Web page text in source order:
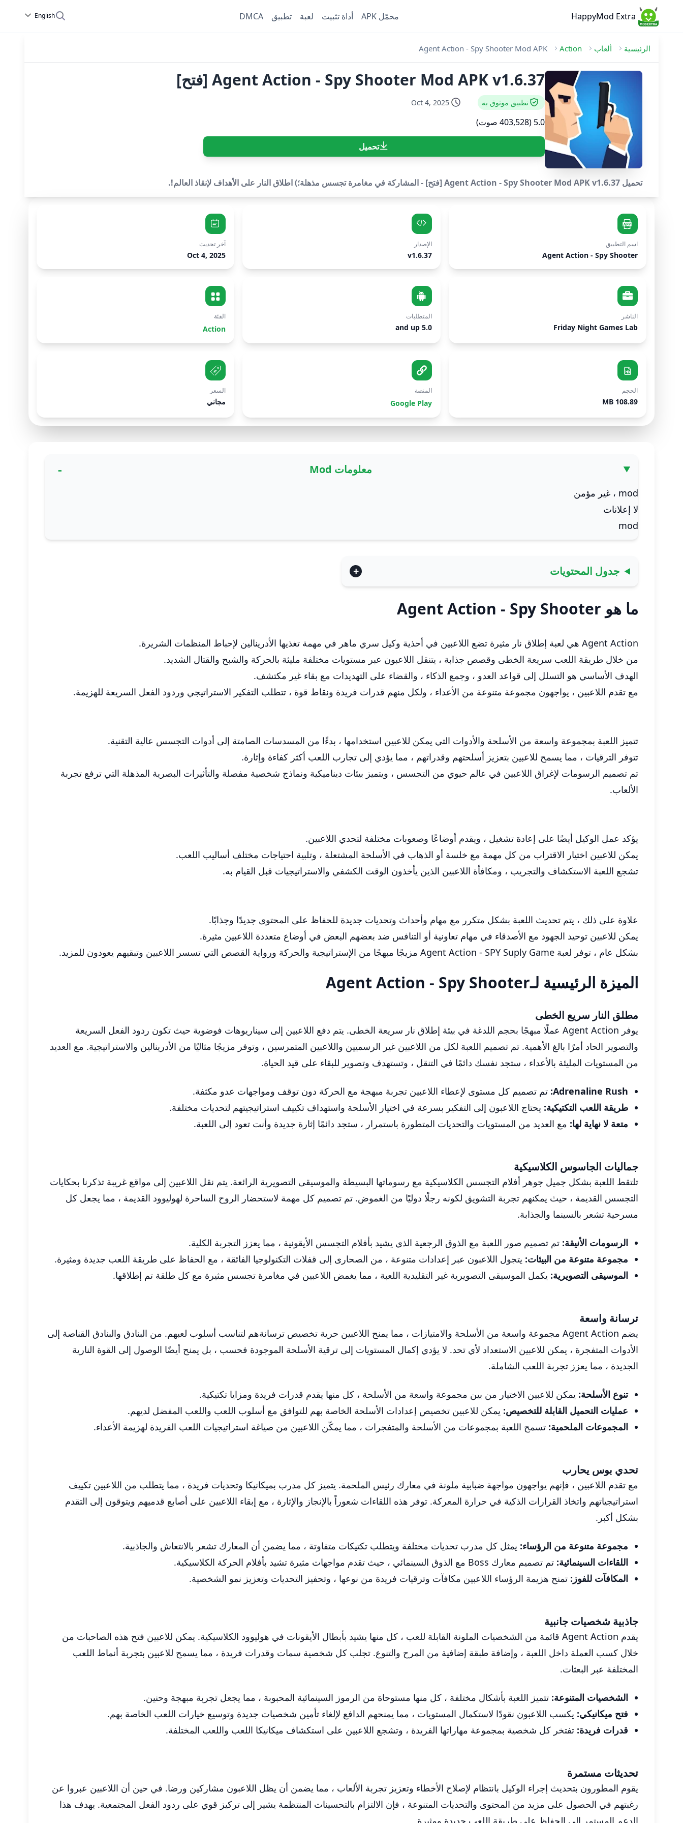
HappyMod Extra محمّل APK أداة تثبيت لعبة تطبيق DMCA
English
الرئيسية ألعاب Action
Agent Action - Spy Shooter Mod APK
Agent Action - Spy Shooter Mod APK v1.6.37 [فتح]
تطبيق موثوق به Oct 4, 2025
5.0 (403,528 صوت)
تحميل
تحميل Agent Action - Spy Shooter Mod APK v1.6.37 [فتح] - المشاركة في مغامرة تجسس مذهلة؛) اطلاق النار على الأهداف لإنقاذ العالم!.
اسم التطبيق
Agent Action - Spy Shooter
الإصدار
v1.6.37
آخر تحديث
Oct 4, 2025
الناشر
Friday Night Games Lab
المتطلبات
5.0 and up
الفئة
Action
الحجم
108.89 MB
المنصة
Google Play
السعر
مجاني
معلومات Mod
mod ، غير مؤمن
لا إعلانات
mod
جدول المحتويات
ما هو Agent Action - Spy Shooter
Agent Action هي لعبة إطلاق نار مثيرة تضع اللاعبين في أحذية وكيل سري ماهر في مهمة تغذيها الأدرينالين لإحباط المنظمات الشريرة.
من خلال طريقة اللعب سريعة الخطى وقصص جذابة ، يتنقل اللاعبون عبر مستويات مختلفة مليئة بالحركة والشبح والقتال الشديد.
الهدف الأساسي هو التسلل إلى قواعد العدو ، وجمع الذكاء ، والقضاء على التهديدات مع بقاء غير مكتشف.
مع تقدم اللاعبين ، يواجهون مجموعة متنوعة من الأعداء ، ولكل منهم قدرات فريدة ونقاط قوة ، تتطلب التفكير الاستراتيجي وردود الفعل السريعة للهزيمة.
تتميز اللعبة بمجموعة واسعة من الأسلحة والأدوات التي يمكن للاعبين استخدامها ، بدءًا من المسدسات الصامتة إلى أدوات التجسس عالية التقنية.
تتوفر الترقيات ، مما يسمح للاعبين بتعزيز أسلحتهم وقدراتهم ، مما يؤدي إلى تجارب اللعب أكثر كفاءة وإثارة.
تم تصميم الرسومات لإغراق اللاعبين في عالم حيوي من التجسس ، ويتميز بيئات ديناميكية ونماذج شخصية مفصلة والتأثيرات البصرية المذهلة التي ترفع تجربة
الألعاب.
يؤكد عمل الوكيل أيضًا على إعادة تشغيل ، ويقدم أوضاعًا وصعوبات مختلفة لتحدي اللاعبين.
يمكن للاعبين اختيار الاقتراب من كل مهمة مع خلسة أو الذهاب في الأسلحة المشتعلة ، وتلبية احتياجات مختلف أساليب اللعب.
تشجع اللعبة الاستكشاف والتجريب ، ومكافأة اللاعبين الذين يأخذون الوقت الكشفي والاستراتيجيات قبل القيام به.
علاوة على ذلك ، يتم تحديث اللعبة بشكل متكرر مع مهام وأحداث وتحديات جديدة للحفاظ على المحتوى جديدًا وجذابًا.
يمكن للاعبين توحيد الجهود مع الأصدقاء في مهام تعاونية أو التنافس ضد بعضهم البعض في أوضاع متعددة اللاعبين مثيرة.
بشكل عام ، توفر لعبة Agent Action - SPY Suply Game مزيجًا مبهجًا من الإستراتيجية والحركة ورواية القصص التي تسسر اللاعبين وتبقيهم يعودون للمزيد.
الميزة الرئيسية لـAgent Action - Spy Shooter
مطلق النار سريع الخطى
يوفر Agent Action عملًا مبهجًا بحجم اللدغة في بيئة إطلاق نار سريعة الخطى. يتم دفع اللاعبين إلى سيناريوهات فوضوية حيث تكون ردود الفعل السريعة
والتصوير الحاد أمرًا بالغ الأهمية. تم تصميم اللعبة لكل من اللاعبين غير الرسميين واللاعبين المتمرسين ، وتوفر مزيجًا مثاليًا من الأدرينالين والاستراتيجية. مع العديد
من المستويات المليئة بالأعداء ، ستجد نفسك دائمًا في التنقل ، وتستهدف وتصوير للبقاء على قيد الحياة.
Adrenaline Rush: تم تصميم كل مستوى لإعطاء اللاعبين تجربة مبهجة مع الحركة دون توقف ومواجهات عدو مكثفة.
طريقة اللعب التكتيكية: يحتاج اللاعبون إلى التفكير بسرعة في اختيار الأسلحة واستهداف تكييف استراتيجيتهم لتحديات مختلفة.
متعة لا نهاية لها: مع العديد من المستويات والتحديات المتطورة باستمرار ، ستجد دائمًا إثارة جديدة وأنت تعود إلى اللعبة.
جماليات الجاسوس الكلاسيكية
تلتقط اللعبة بشكل جميل جوهر أفلام التجسس الكلاسيكية مع رسوماتها البسيطة والموسيقى التصويرية الرائعة. يتم نقل اللاعبين إلى مواقع غريبة تذكرنا بحكايات
التجسس القديمة ، حيث يمكنهم تجربة التشويق لكونه رجلًا دوليًا من الغموض. تم تصميم كل مهمة لاستحضار الروح الساحرة لهوليوود القديمة ، مما يجعل كل
مسرحية تشعر بالسينما والجذابة.
الرسومات الأنيقة: تم تصميم صور اللعبة مع الذوق الرجعية الذي يشيد بأفلام التجسس الأيقونية ، مما يعزز التجربة الكلية.
مجموعة متنوعة من البيئات: يتجول اللاعبون عبر إعدادات متنوعة ، من الصحارى إلى قفلات التكنولوجيا الفائقة ، مع الحفاظ على طريقة اللعب جديدة ومثيرة.
الموسيقى التصويرية: يكمل الموسيقى التصويرية غير التقليدية اللعبة ، مما يغمض اللاعبين في مغامرة تجسس مثيرة مع كل طلقة تم إطلاقها.
ترسانة واسعة
يضم Agent Action مجموعة واسعة من الأسلحة والامتيازات ، مما يمنح اللاعبين حرية تخصيص ترسانةهم لتناسب أسلوب لعبهم. من البنادق والبنادق القناصة إلى
الأدوات المتفجرة ، يمكن للاعبين الاستعداد لأي تحد. لا يؤدي إكمال المستويات إلى ترقية الأسلحة الموجودة فحسب ، بل يمنح أيضًا الوصول إلى القوة النارية
الجديدة ، مما يعزز تجربة اللعب الشاملة.
تنوع الأسلحة: يمكن للاعبين الاختيار من بين مجموعة واسعة من الأسلحة ، كل منها يقدم قدرات فريدة ومزايا تكتيكية.
عمليات التحميل القابلة للتخصيص: يمكن للاعبين تخصيص إعدادات الأسلحة الخاصة بهم للتوافق مع أسلوب اللعب واللعب المفضل لديهم.
المجموعات الملحمية: تسمح اللعبة بمجموعات من الأسلحة والمتفجرات ، مما يمكّن اللاعبين من صياغة استراتيجيات اللعب الفريدة لهزيمة الأعداء.
تحدي بوس يحارب
مع تقدم اللاعبين ، فإنهم يواجهون مواجهة ضبابية ملونة في معارك رئيس الملحمة. يتميز كل مدرب بميكانيكا وتحديات فريدة ، مما يتطلب من اللاعبين تكييف
استراتيجياتهم واتخاذ القرارات الذكية في حرارة المعركة. توفر هذه اللقاءات شعوراً بالإنجاز والإثارة ، مع إبقاء اللاعبين على أصابع قدميهم ويتوقون إلى التقدم
بشكل أكبر.
مجموعة متنوعة من الرؤساء: يمثل كل مدرب تحديات مختلفة ويتطلب تكتيكات متفاوتة ، مما يضمن أن المعارك تشعر بالانتعاش والجاذبية.
اللقاءات السينمائية: تم تصميم معارك Boss مع الذوق السينمائي ، حيث تقدم مواجهات مثيرة تشيد بأفلام الحركة الكلاسيكية.
المكافآت للفوز: تمنح هزيمة الرؤساء اللاعبين مكافآت وترقيات فريدة من نوعها ، وتحفيز التحديات وتعزيز نمو الشخصية.
جاذبية شخصيات جانبية
يقدم Agent Action قائمة من الشخصيات الملونة القابلة للعب ، كل منها يشيد بأبطال الأيقونات في هوليوود الكلاسيكية. يمكن للاعبين فتح هذه الصاحبات من
خلال كسب العملة داخل اللعبة ، وإضافة طبقة إضافية من المرح والتنوع. تجلب كل شخصية سمات وقدرات فريدة ، مما يسمح للاعبين بتجربة أنماط اللعب
المختلفة عبر البعثات.
الشخصيات المتنوعة: تتميز اللعبة بأشكال مختلفة ، كل منها مستوحاة من الرموز السينمائية المحبوبة ، مما يجعل تجربة مبهجة وحنين.
فتح ميكانيكي: يكسب اللاعبون نقودًا لاستكمال المستويات ، مما يمنحهم الدافع لإلغاء تأمين شخصيات جديدة وتوسيع خيارات اللعب الخاصة بهم.
قدرات فريدة: تفتخر كل شخصية بمجموعة مهاراتها الفريدة ، وتشجع اللاعبين على استكشاف ميكانيكا اللعب واللعب المختلفة.
تحديثات مستمرة
يقوم المطورون بتحديث إجراء الوكيل بانتظام لإصلاح الأخطاء وتعزيز تجربة الألعاب ، مما يضمن أن يظل اللاعبون مشاركين ورضا. في حين أن اللاعبين عبروا عن
رغبتهم في الحصول على مزيد من المحتوى والتحديات المتنوعة ، فإن الالتزام بالتحسينات المنتظمة يشير إلى تركيز قوي على ردود الفعل المجتمعية. يهدف هذا
الدعم المستمر إلى الحفاظ على طريقة اللعب جديدة ومثيرة.